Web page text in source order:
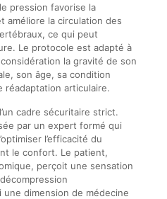
pression favorise la
améliore la circulation des
ce qui peut
Le protocole est adapté à
la gravité de son
son âge, sa condition
réadaptation articulaire.
cadre sécuritaire strict.
par un expert formé qui
l’efficacité du
le confort. Le patient,
perçoit une sensation
dimension de médecine